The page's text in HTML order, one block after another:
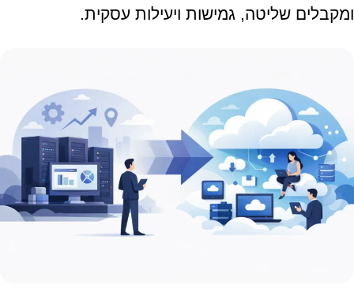
ומקבלים שליטה, גמישות ויעילות עסקית.